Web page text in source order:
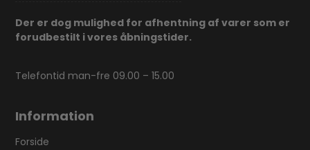
Der er dog mulighed for afhentning af varer som er
forudbestilt i vores åbningstider.
Telefontid man-fre 09.00 – 15.00
Information
Forside